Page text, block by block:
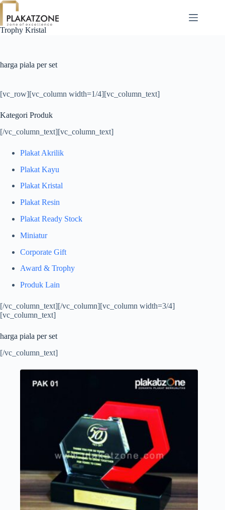
Skip
content
Trophy Kristal
harga piala per set
[vc_row][vc_column width=1/4][vc_column_text]
Kategori Produk
[/vc_column_text][vc_column_text]
Plakat Akrilik
Plakat Kayu
Plakat Kristal
Plakat Resin
Plakat Ready Stock
Miniatur
Corporate Gift
Award & Trophy
Produk Lain
[/vc_column_text][/vc_column][vc_column width=3/4]
[vc_column_text]
harga piala per set
[/vc_column_text]